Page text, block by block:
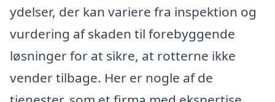
ydelser, der kan variere fra inspektion og
vurdering af skaden til forebyggende
løsninger for at sikre, at rotterne ikke
vender tilbage. Her er nogle af de